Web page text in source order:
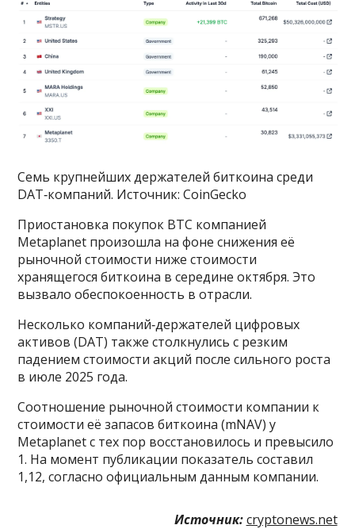
Семь крупнейших держателей биткоина среди
DAT‑компаний. Источник: CoinGecko
Приостановка покупок BTC компанией
Metaplanet произошла на фоне снижения её
рыночной стоимости ниже стоимости
хранящегося биткоина в середине октября. Это
вызвало обеспокоенность в отрасли.
Несколько компаний‑держателей цифровых
активов (DAT) также столкнулись с резким
падением стоимости акций после сильного роста
в июле 2025 года.
Соотношение рыночной стоимости компании к
стоимости её запасов биткоина (mNAV) у
Metaplanet с тех пор восстановилось и превысило
1. На момент публикации показатель составил
1,12, согласно официальным данным компании.
Источник: cryptonews.net